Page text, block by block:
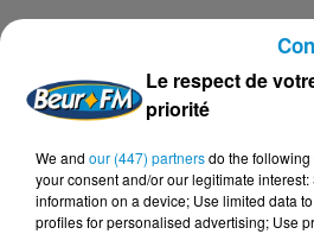
Le respect de
priorité
We and our (447) partnersdo the
your consent and/or our legitimate
information on a device; Use limited data
profiles for personalised advertising; Use